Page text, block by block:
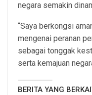
negara semakin
“Saya berkongsi
mengenai peranan
sebagai tonggak
serta kemajuan
BERITA YANG